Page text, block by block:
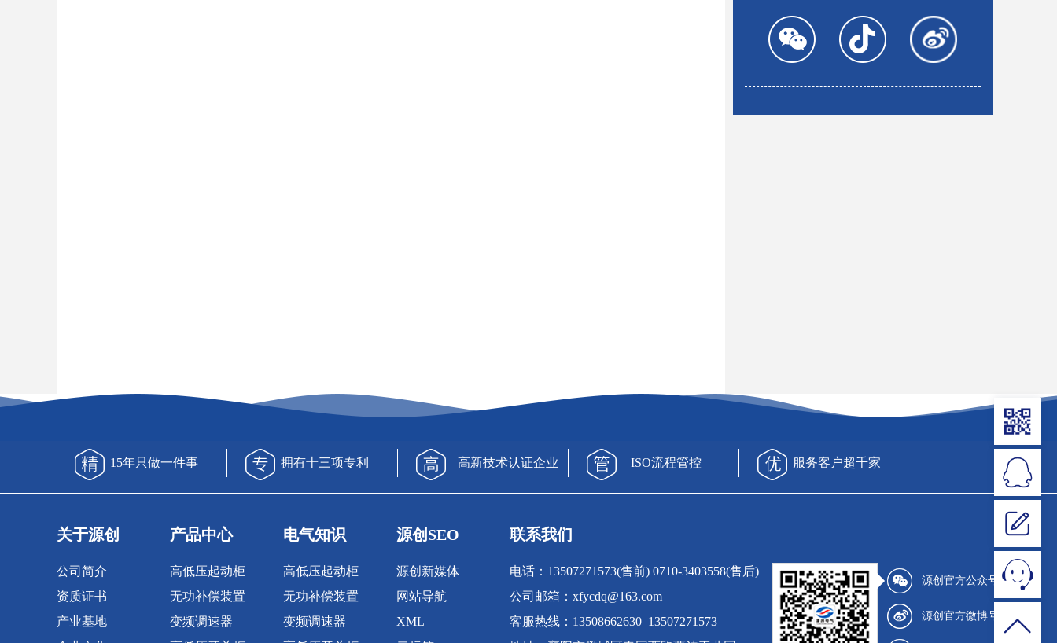
15年只做一件事 拥有十三项专利 高新技术认证企业 ISO流程管控 服务客户超千家
关于源创
公司简介
资质证书
产业基地
产品中心
高低压起动柜
无功补偿装置
变频调速器
电气知识
高低压起动柜
无功补偿装置
变频调速器
源创SEO
源创新媒体
网站导航
XML
联系我们
电话：13507271573(售前) 0710-3403558(售后)
公司邮箱：xfycdq@163.com
客服热线：13508662630 13507271573
源创官方公众号
源创官方微博号